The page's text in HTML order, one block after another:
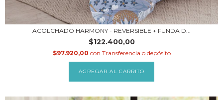
ACOLCHADO HARMONY - REVERSIBLE + FUNDA D...
$122.400,00
$97.920,00 con Transferencia o depósito
AGREGAR AL CARRITO